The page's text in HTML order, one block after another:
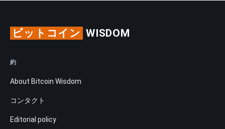
ビットコイン WISDOM
約
About Bitcoin Wisdom
コンタクト
Editorial policy